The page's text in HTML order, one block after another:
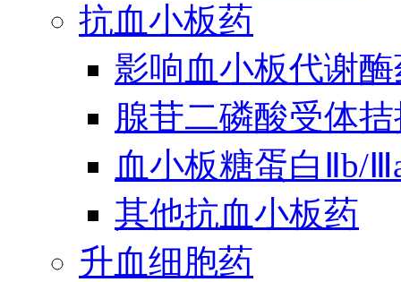
抗血小板药
影响血小板代谢
腺苷二磷酸受体
血小板糖蛋白Ⅱb/
其他抗血小板药
升血细胞药